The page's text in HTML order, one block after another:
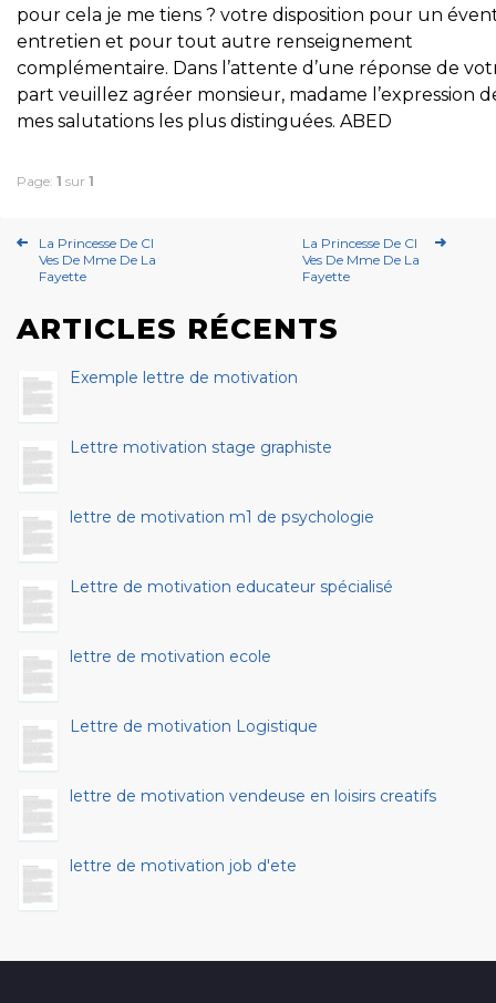
pour cela je me tiens ? votre disposition pour un
entretien et pour tout autre renseignement
complémentaire. Dans l’attente d’une réponse de
part veuillez agréer monsieur, madame l’expression
mes salutations les plus distinguées. ABED
Page: 1 sur 1
La Princesse De Cl
Ves De Mme De La
Fayette
La Princesse De Cl
Ves De Mme De La
Fayette
ARTICLES RÉCENTS
Exemple lettre de motivation
Lettre motivation stage graphiste
lettre de motivation m1 de psychologie
Lettre de motivation educateur spécialisé
lettre de motivation ecole
Lettre de motivation Logistique
lettre de motivation vendeuse en loisirs creatifs
lettre de motivation job d'ete